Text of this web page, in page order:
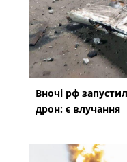
Вночі рф
дрон: є влучання